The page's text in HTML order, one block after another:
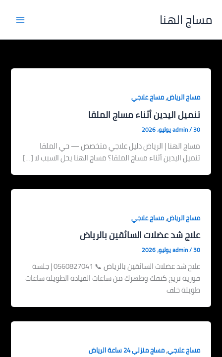
مساج الهنا
مساج الرياض,مساج علاجي
تنميل اليدين أثناء مساج الملقا
admin/30 يوليو، 2026
مساج الهنا | الرياض دليل علاجي متخصص — حي الملقا
تنميل اليدين أثناء مساج الملقا؟ مساج الهنا يحل السبب لا […]
مساج الرياض,مساج علاجي
علاج شد عضلات السائقين بالرياض
admin/30 يوليو، 2026
علاج شد عضلات السائقين بالرياض 📞 0560827041 | جلسة
فورية تريح كتفك وظهرك من ساعات القيادة الطويلة ساعات
طويلة خلف
مساج علاجي,مساج منزلي 24 ساعة الرياض